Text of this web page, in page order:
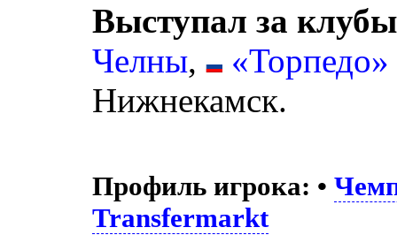
Выступал за
Челны,
Нижнекамск.
Профиль игрока: •
Transfermarkt